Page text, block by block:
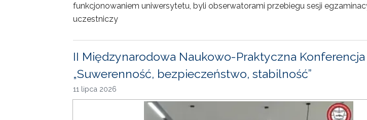
funkcjonowaniem uniwersytetu, byli obserwatorami przebiegu sesji
uczestniczy
II Międzynarodowa Naukowo-Praktyczna Konferencja
„Suwerenność, bezpieczeństwo, stabilność”
11 lipca 2026